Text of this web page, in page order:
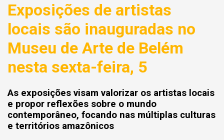
Exposições de artistas
locais são inauguradas no
Museu de Arte de Belém
nesta sexta-feira, 5
As exposições visam valorizar os artistas locais
e propor reflexões sobre o mundo
contemporâneo, focando nas múltiplas culturas
e territórios amazônicos